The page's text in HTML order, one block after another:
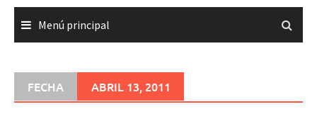
Menú principal
FECHA ABRIL 13, 2011